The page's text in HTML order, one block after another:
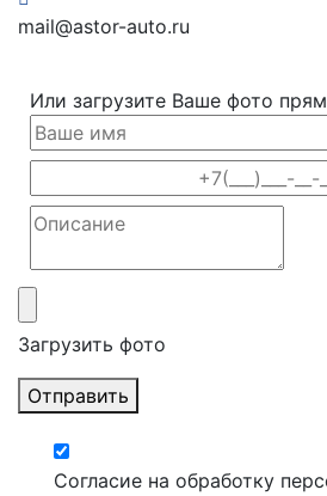
mail@astor-auto.ru
Или загрузите Ваше фото
Загрузить фото
Отправить
Согласие на обработку